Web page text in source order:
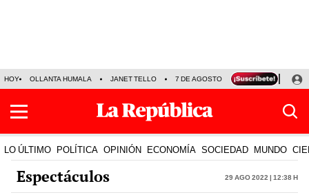
HOY OLLANTA HUMALA JANET TELLO 7 DE AGOSTO TINKA RESULTADOS
LO ÚLTIMO POLÍTICA OPINIÓN ECONOMÍA SOCIEDAD MUNDO
Espectáculos 29 Ago 2022 | 12:38 h